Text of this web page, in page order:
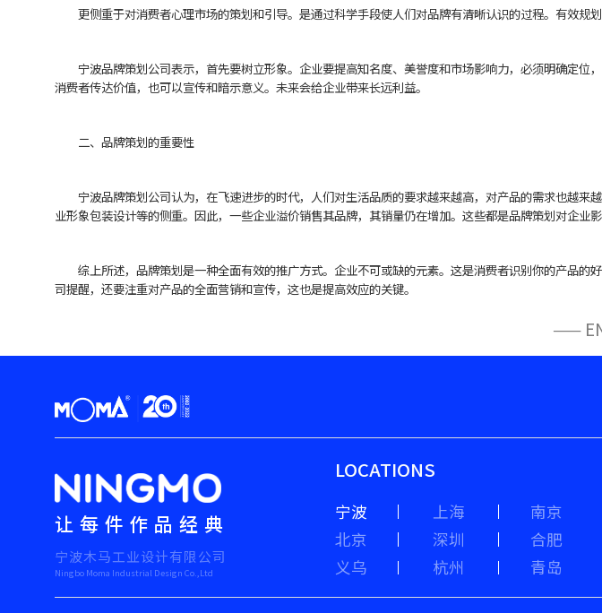
更侧重于对消费者心理市场的策划和引导。是通过科学手段使人们对品牌有清晰认识的过程。有效规划
宁波品牌策划公司表示，首先要树立形象。企业要提高知名度、美誉度和市场影响力，必须明确定位
消费者传达价值，也可以宣传和暗示意义。未来会给企业带来长远利益。
二、品牌策划的重要性
宁波品牌策划公司认为，在飞速进步的时代，人们对生活品质的要求越来越高，对产品的需求也越来
业形象包装设计等的侧重。因此，一些企业溢价销售其品牌，其销量仍在增加。这些都是品牌策划对企业
综上所述，品牌策划是一种全面有效的推广方式。企业不可或缺的元素。这是消费者识别你的产品的
司提醒，还要注重对产品的全面营销和宣传，这也是提高效应的关键。
——
让每件作品经典
宁波木马工业设计有限公司
Ningbo Moma Industrial Design Co.,Ltd
LOCATIONS
宁波 上海
南京
北京
深圳
合肥
义乌
杭州 青岛